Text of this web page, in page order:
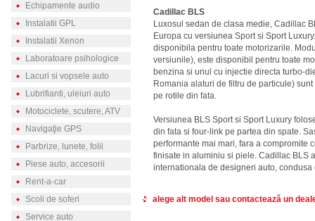
Echipamente audio
Instalatii GPL
Instalatii Xenon
Laboratoare psihologice
Lacuri si vopsele auto
Lubrifianti, uleiuri auto
Motociclete, scutere, ATV
Navigaţie GPS
Parbrize, lunete, folii
Piese auto, accesorii
Rent-a-car
Scoli de soferi
Service auto
Cadillac BLS
Luxosul sedan de clasa medie, Cadillac
Europa cu versiunea Sport si Sport
disponibila pentru toate motorizarile.
versiunile), este disponibil pentru toate
benzina si unul cu injectie directa turbo-
Romania alaturi de filtru de particule)
pe rotile din fata.
Versiunea BLS Sport si Sport Luxury
din fata si four-link pe partea din spate.
performante mai mari, fara a compromite
finisate in aluminiu si piele. Cadillac BLS
internationala de designeri auto,
alege alt model sau contactează un